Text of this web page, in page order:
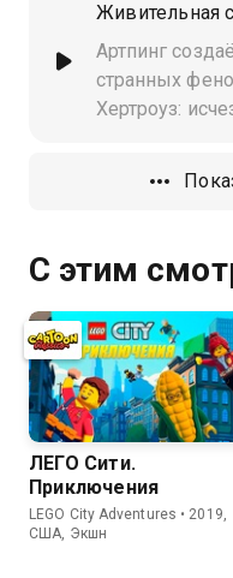
пытается
Сердечное
Живительная
Артпинг
странных
Хертроуз:
вступает в
С этим
ЛЕГО Сити.
Приключения
LEGO City Adventures • 2019,
США, Экшн